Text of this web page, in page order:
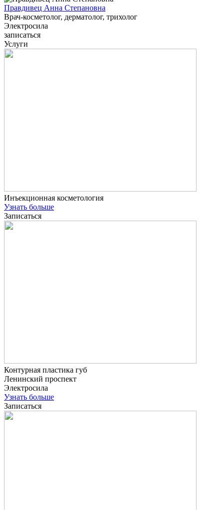
Правдивец Анна Степановна
Врач-косметолог, дерматолог, трихолог
Электросила
записаться
Услуги
Инъекционная косметология
Узнать больше
Записаться
Контурная пластика губ
Ленинский проспект
Электросила
Узнать больше
Записаться